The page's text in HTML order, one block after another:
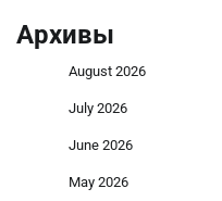
Архивы
August 2026
July 2026
June 2026
May 2026